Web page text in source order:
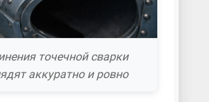
точечной сварки
аккуратно и ровно